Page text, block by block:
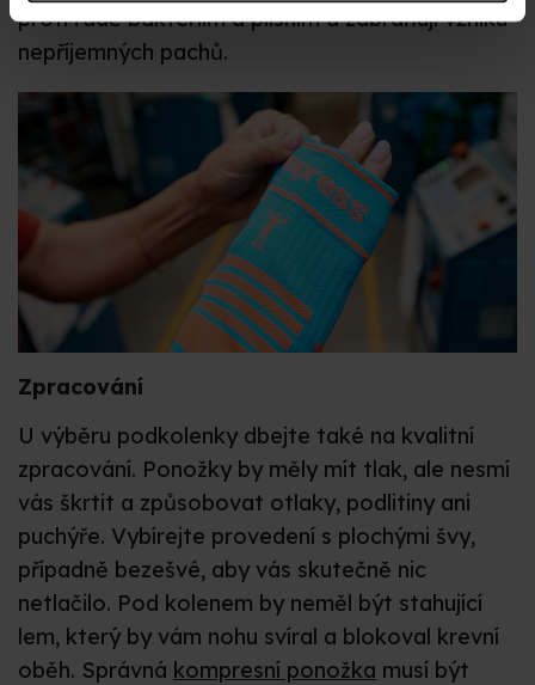
proti řadě bakteriím a plísním a zabraňují vzniku
nepříjemných pachů.
Zpracování
U výběru podkolenky dbejte také na kvalitní
zpracování. Ponožky by měly mít tlak, ale nesmí
vás škrtit a způsobovat otlaky, podlitiny ani
puchýře. Vybírejte provedení s plochými švy,
případně bezešvé, aby vás skutečně nic
netlačilo. Pod kolenem by neměl být stahující
lem, který by vám nohu svíral a blokoval krevní
oběh. Správná kompresní ponožka musí být